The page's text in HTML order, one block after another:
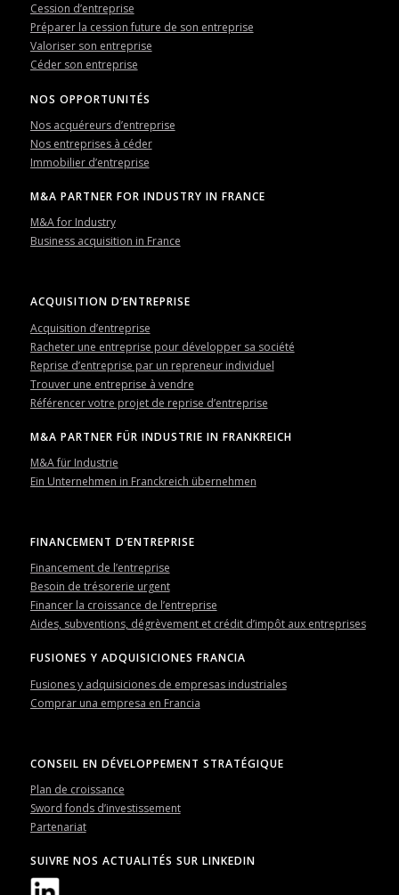
Cession d’entreprise
Préparer la cession future de son entreprise
Valoriser son entreprise
Céder son entreprise
NOS OPPORTUNITÉS
Nos acquéreurs d’entreprise
Nos entreprises à céder
Immobilier d’entreprise
M&A PARTNER FOR INDUSTRY IN FRANCE
M&A for Industry
Business acquisition in France
ACQUISITION D’ENTREPRISE
Acquisition d’entreprise
Racheter une entreprise pour développer sa société
Reprise d’entreprise par un repreneur individuel
Trouver une entreprise à vendre
Référencer votre projet de reprise d’entreprise
M&A PARTNER FÜR INDUSTRIE IN FRANKREICH
M&A für Industrie
Ein Unternehmen in Franckreich übernehmen
FINANCEMENT D’ENTREPRISE
Financement de l’entreprise
Besoin de trésorerie urgent
Financer la croissance de l’entreprise
Aides, subventions, dégrèvement et crédit d’impôt aux entreprises
FUSIONES Y ADQUISICIONES FRANCIA
Fusiones y adquisiciones de empresas industriales
Comprar una empresa en Francia
CONSEIL EN DÉVELOPPEMENT STRATÉGIQUE
Plan de croissance
Sword fonds d’investissement
Partenariat
SUIVRE NOS ACTUALITÉS SUR LINKEDIN